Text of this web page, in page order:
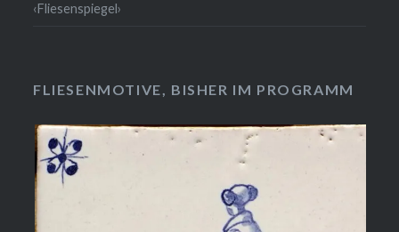
‹Fliesenspiegel›
FLIESENMOTIVE, BISHER IM PROGRAMM